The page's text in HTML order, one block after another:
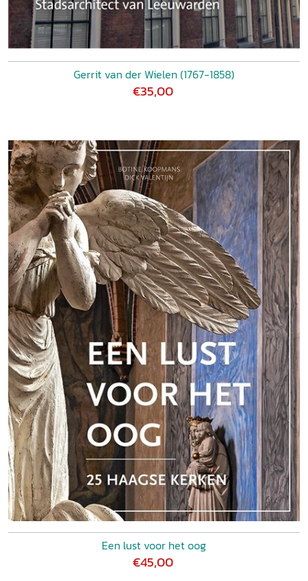
Gerrit van der Wielen (1767-1858)
€35,00
Een lust voor het oog
€45,00